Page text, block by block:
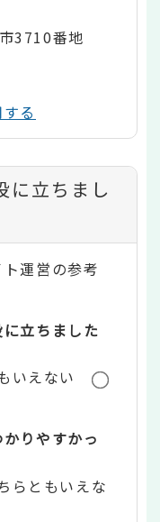
3710番地
る
に立ちまし
運営の参考
立ちました
いえない
りやすかっ
らともいえな